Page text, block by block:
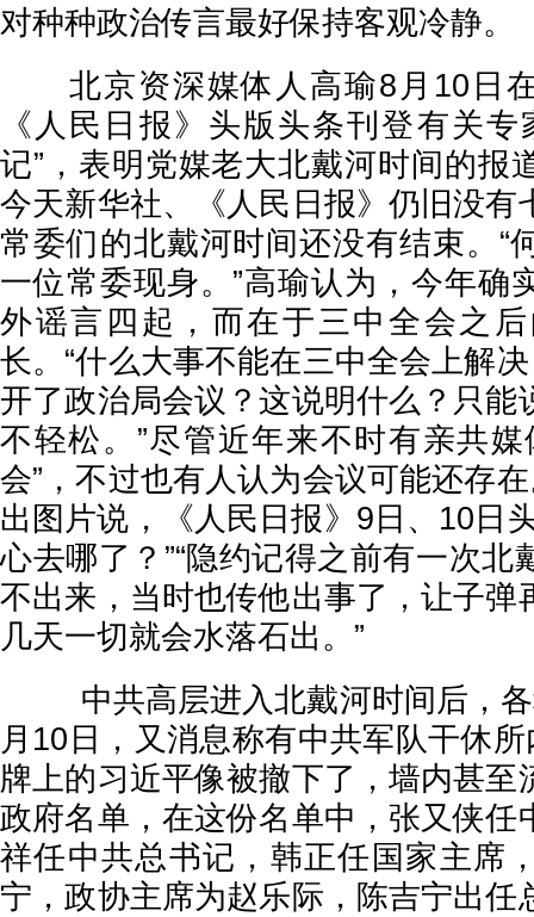
对种种政治传言最好保持客观冷静。
北京资深媒体人高瑜8月10日
《人民日报》头版头条刊登有关
记”，表明党媒老大北戴河时间的报
今天新华社、《人民日报》仍旧没有
常委们的北戴河时间还没有结束。“
一位常委现身。”高瑜认为，今年确
外谣言四起，而在于三中全会之
长。“什么大事不能在三中全会上解
开了政治局会议？这说明什么？只能
不轻松。”尽管近年来不时有亲共
会”，不过也有人认为会议可能还存
出图片说，《人民日报》9日、10日
心去哪了？”“隐约记得之前有一次北
不出来，当时也传他出事了，让子弹
几天一切就会水落石出。”
中共高层进入北戴河时间后，各
月10日，又消息称有中共军队干休所
牌上的习近平像被撤下了，墙内甚至
政府名单，在这份名单中，张又侠任
祥任中共总书记，韩正任国家主席
宁，政协主席为赵乐际，陈吉宁出任